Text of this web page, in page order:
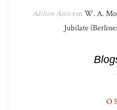
Adilson Assisem W. A.
Jubilate
O